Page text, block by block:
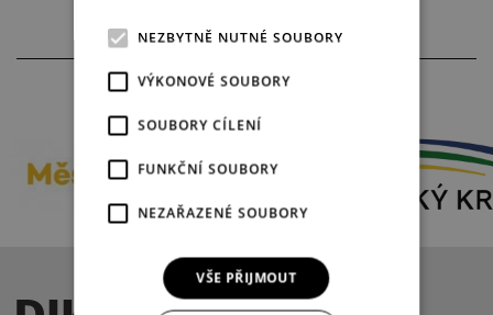
PARTNEŘI DIVADLA
NEZBYTNĚ NUTNÉ SOUBORY
VÝKONOVÉ SOUBORY
SOUBORY CÍLENÍ
FUNKČNÍ SOUBORY
NEZAŘAZENÉ SOUBORY
VŠE PŘIJMOUT